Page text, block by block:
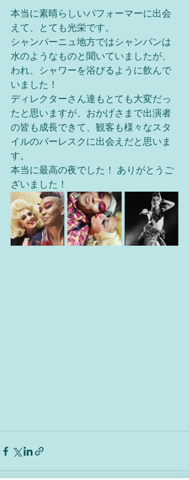
本当に素晴らしいパフォーマーに出会
えて、とても光栄です。
シャンパーニュ地方ではシャンパンは
水のようなものと聞いていましたが、
われ、シャワーを浴びるように飲んで
いました！
ディレクターさん達もとても大変だっ
たと思いますが、おかげさまで出演者
の皆も成長できて、観客も様々なスタ
イルのバーレスクに出会えだと思いま
す。
本当に最高の夜でした！ ありがとうご
ざいました！